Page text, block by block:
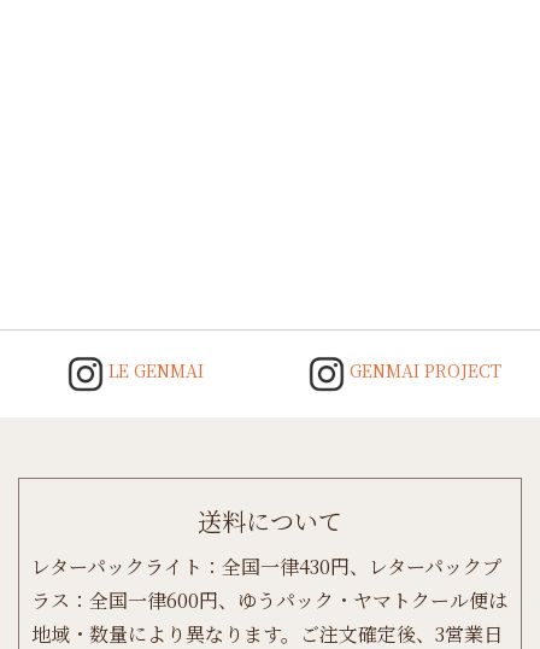
LE GENMAI GENMAI PROJECT
送料について
レターパックライト：全国一律430円、レターパックプ
ラス：全国一律600円、ゆうパック・ヤマトクール便は
地域・数量により異なります。ご注文確定後、3営業日